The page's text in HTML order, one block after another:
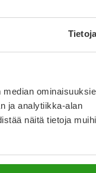
Tietoja
ja analytiikka-alan
näitä tietoja
Nopeampi
arkipäivässä
Ilmainen
Lääkkeet
Osta nyt,